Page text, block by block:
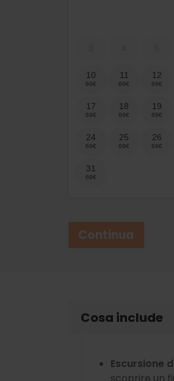
10 11 12
17 18 19
24 25 26
31
Continua
Cosa include
Escursione